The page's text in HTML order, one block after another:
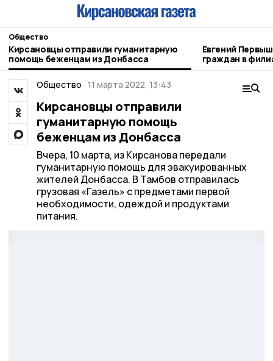
Общество
Кирсановцы отправили гуманитарную
помощь беженцам из Донбасса
Евгений Первышов
граждан в
Отечества»
Общество 11 марта 2022, 13:43
Кирсановцы отправили
гуманитарную помощь
беженцам из Донбасса
Вчера, 10 марта, из Кирсанова передали
гуманитарную помощь для эвакуированных
жителей Донбасса. В Тамбов отправилась
грузовая «Газель» с предметами первой
необходимости, одеждой и продуктами
питания.